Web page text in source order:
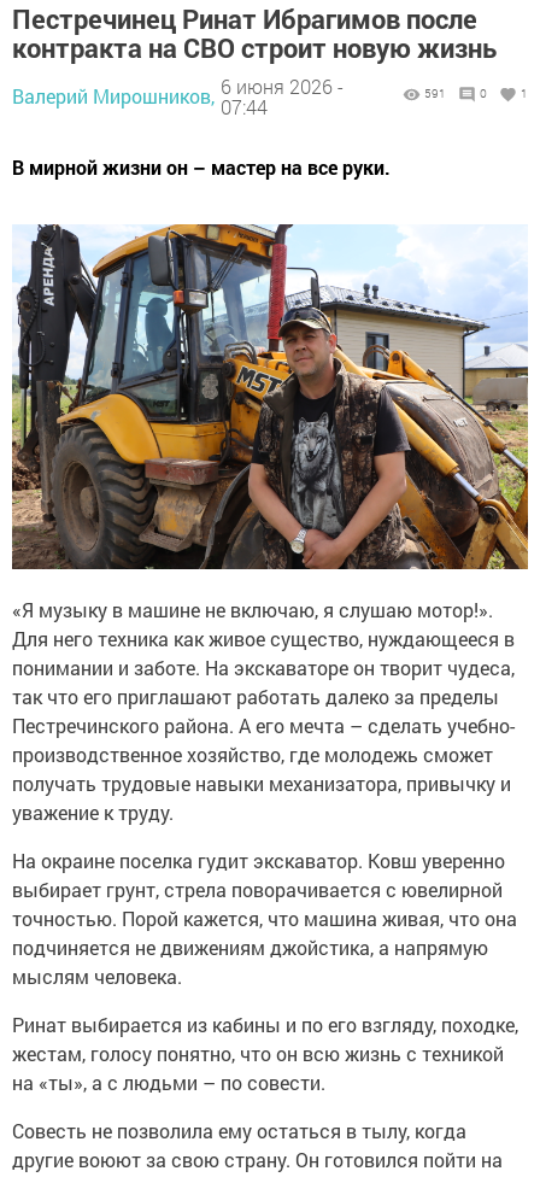
Пестречинец Ринат Ибрагимов после
контракта на СВО строит новую жизнь
Валерий Мирошников, 6 июня 2026 -
07:44
591 0 1
В мирной жизни он – мастер на все руки.
«Я музыку в машине не включаю, я слушаю мотор!».
Для него техника как живое существо, нуждающееся в
понимании и заботе. На экскаваторе он творит чудеса,
так что его приглашают работать далеко за пределы
Пестречинского района. А его мечта – сделать учебно-
производственное хозяйство, где молодежь сможет
получать трудовые навыки механизатора, привычку и
уважение к труду.
На окраине поселка гудит экскаватор. Ковш уверенно
выбирает грунт, стрела поворачивается с ювелирной
точностью. Порой кажется, что машина живая, что она
подчиняется не движениям джойстика, а напрямую
мыслям человека.
Ринат выбирается из кабины и по его взгляду, походке,
жестам, голосу понятно, что он всю жизнь с техникой
на «ты», а с людьми – по совести.
Совесть не позволила ему остаться в тылу, когда
другие воюют за свою страну. Он готовился пойти на